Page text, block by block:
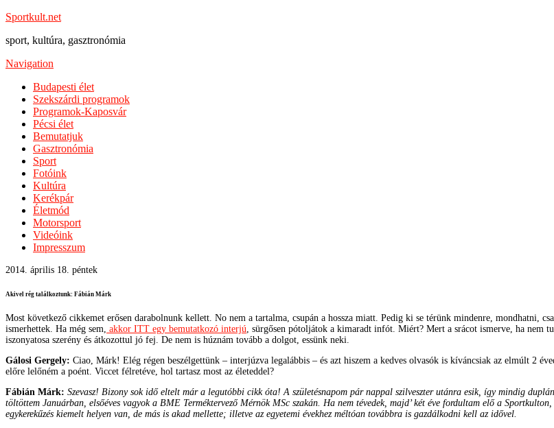
Sportkult.net
sport, kultúra, gasztronómia
Navigation
Budapesti élet
Szekszárdi programok
Programok-Kaposvár
Pécsi élet
Bemutatjuk
Gasztronómia
Sport
Fotóink
Kultúra
Kerékpár
Életmód
Motorsport
Videóink
Impresszum
2014. április 18. péntek
Akivel rég találkoztunk: Fábián Márk
Most következő cikkemet erősen darabolnunk kellett. No nem a tartalma, csupán a hossza miatt. Pedig ki se térünk mindenre, mondhatni,
ismerhettek. Ha még sem, akkor ITT egy bemutatkozó interjú , sürgősen pótoljátok a kimaradt infót. Miért? Mert a srácot ismerve, ha nem
iszonyatosa szerény és átkozottul jó fej. De nem is húznám tovább a dolgot, essünk neki.
Gálosi Gergely: Ciao, Márk! Elég régen beszélgettünk – interjúzva legalábbis – és azt hiszem a kedves olvasók is kíváncsiak az elmúlt 2
előre lelőném a poént. Viccet félretéve, hol tartasz most az életeddel?
Fábián Márk: Szevasz! Bizony sok idő eltelt már a legutóbbi cikk óta! A születésnapom pár nappal szilveszter utánra esik, így mindig
töltöttem Januárban, elsőéves vagyok a BME Terméktervező Mérnök MSc szakán. Ha nem tévedek, majd’ két éve fordultam elő a
egykerekűzés kiemelt helyen van, de más is akad mellette; illetve az egyetemi évekhez méltóan továbbra is gazdálkodni kell az idővel.